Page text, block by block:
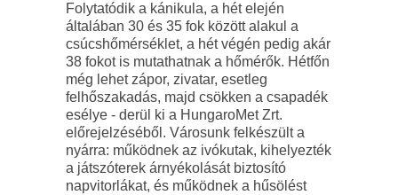
Folytatódik a kánikula, a hét elején
általában 30 és 35 fok között alakul a
csúcshőmérséklet, a hét végén pedig akár
38 fokot is mutathatnak a hőmérők. Hétfőn
még lehet zápor, zivatar, esetleg
felhőszakadás, majd csökken a csapadék
esélye - derül ki a HungaroMet Zrt.
előrejelzéséből. Városunk felkészült a
nyárra: működnek az ivókutak, kihelyezték
a játszóterek árnyékolását biztosító
napvitorlákat, és működnek a hűsölést